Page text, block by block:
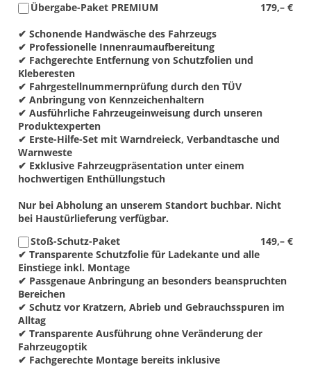
179,– €
Übergabe-Paket PREMIUM
✔ Schonende Handwäsche des Fahrzeugs
✔ Professionelle Innenraumaufbereitung
✔ Fachgerechte Entfernung von Schutzfolien und
Kleberesten
✔ Fahrgestellnummernprüfung durch den TÜV
✔ Anbringung von Kennzeichenhaltern
✔ Ausführliche Fahrzeugeinweisung durch unseren
Produktexperten
✔ Erste-Hilfe-Set mit Warndreieck, Verbandtasche und
Warnweste
✔ Exklusive Fahrzeugpräsentation unter einem
hochwertigen Enthüllungstuch
Nur bei Abholung an unserem Standort buchbar. Nicht
bei Haustürlieferung verfügbar.
149,– €
Stoß-Schutz-Paket
✔ Transparente Schutzfolie für Ladekante und alle
Einstiege inkl. Montage
✔ Passgenaue Anbringung an besonders beanspruchten
Bereichen
✔ Schutz vor Kratzern, Abrieb und Gebrauchsspuren im
Alltag
✔ Transparente Ausführung ohne Veränderung der
Fahrzeugoptik
✔ Fachgerechte Montage bereits inklusive